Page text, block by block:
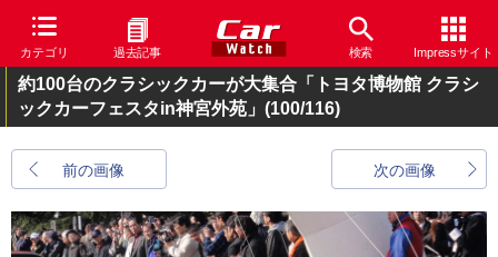
カテゴリ 過去記事 検索 Impressサイト
約100台のクラシックカーが大集合「トヨタ博物館 クラシ
ックカーフェスタin神宮外苑」 (100/116)
前の画像 次の画像